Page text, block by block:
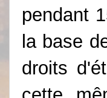
pendant
la base
droits